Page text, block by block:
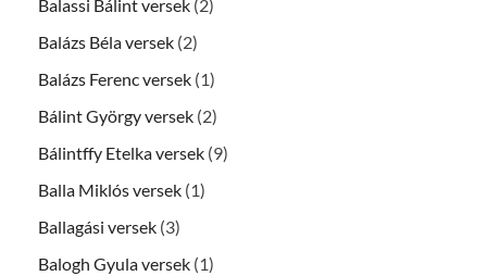
Balassi Bálint versek (2)
Balázs Béla versek (2)
Balázs Ferenc versek (1)
Bálint György versek (2)
Bálintffy Etelka versek (9)
Balla Miklós versek (1)
Ballagási versek (3)
Balogh Gyula versek (1)